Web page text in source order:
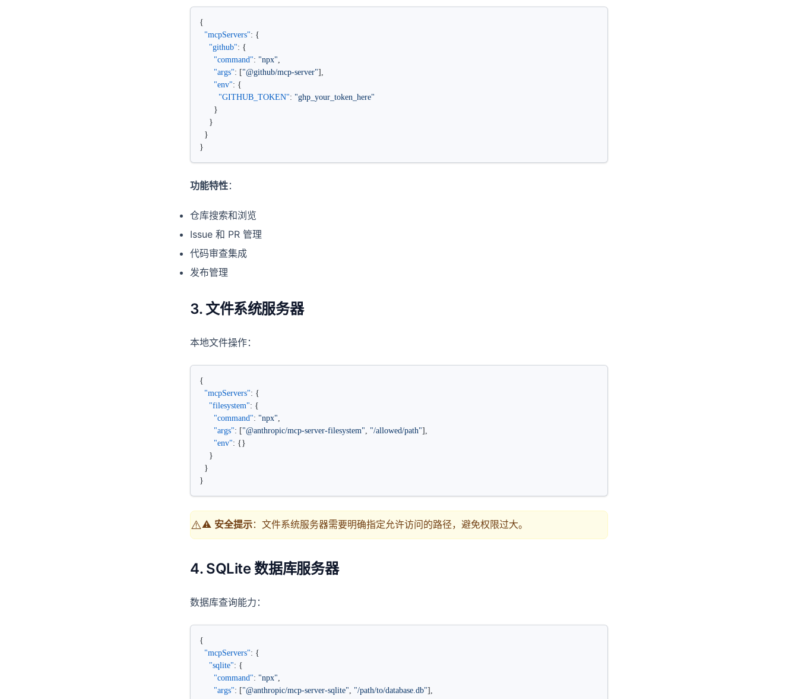
{
  "mcpServers"
: {
    "github"
: {
      "command"
: "npx",
      "args"
: ["@github/mcp-server"],
      "env"
: {
        "GITHUB_TOKEN"
: "ghp_your_token_here"
      }
    }
  }
}
功能特性：
仓库搜索和浏览
Issue 和 PR 管理
代码审查集成
发布管理
3. 文件系统服务器
本地文件操作：
{
  "mcpServers"
: {
    "filesystem"
: {
      "command"
: "npx",
      "args"
: ["@anthropic/mcp-server-filesystem", "/allowed/path"],
      "env"
: {}
    }
  }
}
⚠️⚠️ 安全提示：文件系统服务器需要明确指定允许访问的路径，避免权限过大。
4. SQLite 数据库服务器
数据库查询能力：
{
  "mcpServers"
: {
    "sqlite"
: {
      "command"
: "npx",
      "args"
: ["@anthropic/mcp-server-sqlite", "/path/to/database.db"],